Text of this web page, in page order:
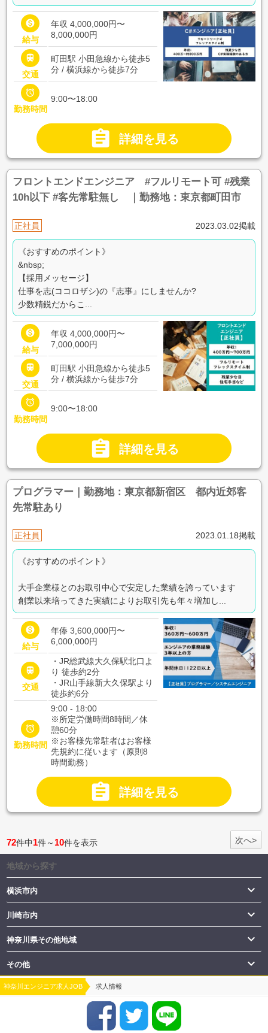

給与
年収 4,000,000円〜
8,000,000円

交通
町田駅 小田急線から徒歩5
分 / 横浜線から徒歩7分

勤務時間
9:00〜18:00
 詳細を見る
フロントエンドエンジニア #フルリモート可 #残業
10h以下 #客先常駐無し ｜勤務地：東京都町田市
正社員 2023.03.02掲載
《おすすめのポイント》
&nbsp;
【採用メッセージ】
仕事を志(ココロザシ)の『志事』にしませんか?
少数精鋭だからこ...

給与
年収 4,000,000円〜
7,000,000円

交通
町田駅 小田急線から徒歩5
分 / 横浜線から徒歩7分

勤務時間
9:00〜18:00
 詳細を見る
プログラマー｜勤務地：東京都新宿区 都内近郊客
先常駐あり
正社員 2023.01.18掲載
《おすすめのポイント》
大手企業様とのお取引中心で安定した業績を誇っています
創業以来培ってきた実績によりお取引先も年々増加し...

給与
年俸 3,600,000円〜
6,000,000円

交通
・JR総武線大久保駅北口よ
り 徒歩約2分
・JR山手線新大久保駅より
徒歩約6分

勤務時間
9:00 - 18:00
※所定労働時間8時間／休
憩60分
※お客様先常駐者はお客様
先規約に従います（原則8
時間勤務）
 詳細を見る
72件中1件～ 10件を表示 次へ>
地域から探す
横浜市内 
川崎市内 
神奈川県その他地域 
その他 
神奈川エンジニア求人JOB 求人情報